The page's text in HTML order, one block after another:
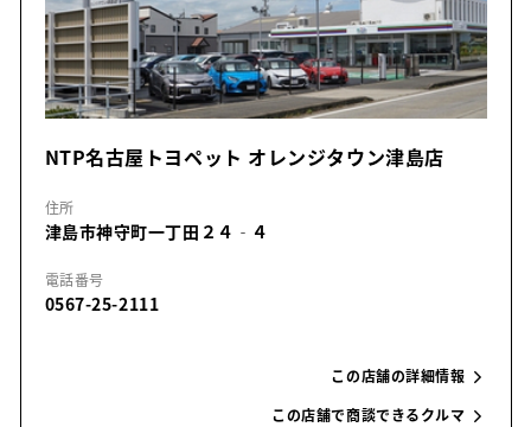
NTP名古屋トヨペット オレンジタウン津島店
住所
津島市神守町一丁田２４‐４
電話番号
0567-25-2111
この店舗の詳細情報
この店舗で商談できるクルマ